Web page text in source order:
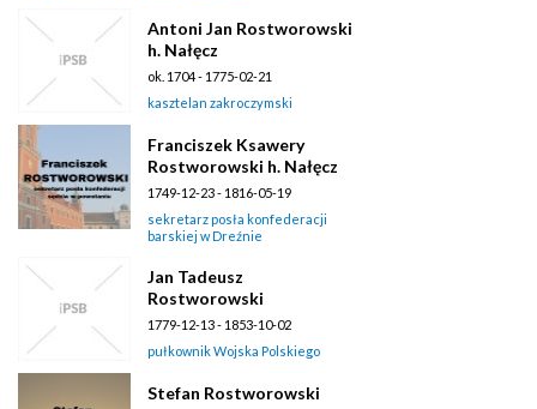
Antoni Jan Rostworowski
h. Nałęcz
ok. 1704 - 1775-02-21
kasztelan zakroczymski
Franciszek Ksawery
Rostworowski h. Nałęcz
1749-12-23 - 1816-05-19
sekretarz posła konfederacji
barskiej w Dreźnie
Jan Tadeusz
Rostworowski
1779-12-13 - 1853-10-02
pułkownik Wojska Polskiego
Stefan Rostworowski